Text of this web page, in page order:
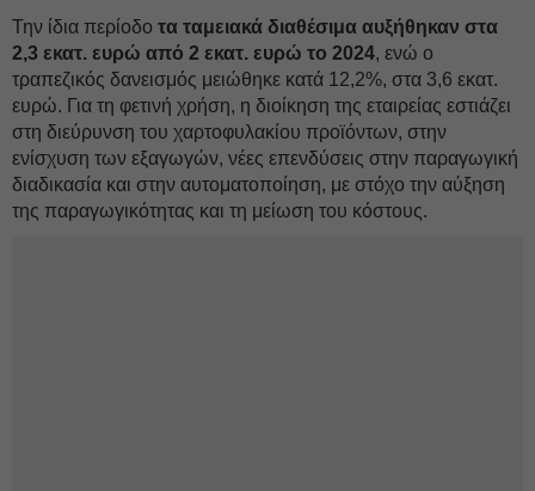
Την ίδια περίοδο τα ταμειακά διαθέσιμα αυξήθηκαν στα
2,3 εκατ. ευρώ από 2 εκατ. ευρώ το 2024, ενώ ο
τραπεζικός δανεισμός μειώθηκε κατά 12,2%, στα 3,6 εκατ.
ευρώ. Για τη φετινή χρήση, η διοίκηση της εταιρείας εστιάζει
στη διεύρυνση του χαρτοφυλακίου προϊόντων, στην
ενίσχυση των εξαγωγών, νέες επενδύσεις στην παραγωγική
διαδικασία και στην αυτοματοποίηση, με στόχο την αύξηση
της παραγωγικότητας και τη μείωση του κόστους.